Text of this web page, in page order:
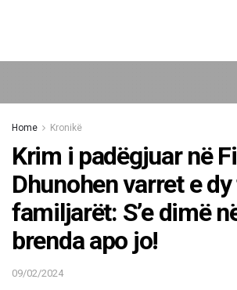
Home Kronikë
Krim i padëgjuar në
Dhunohen varret e
familjarët: S’e dimë
brenda apo jo!
09/02/2024